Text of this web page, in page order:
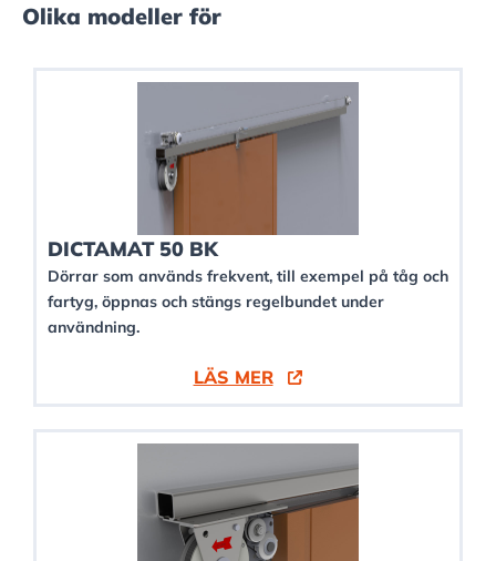
Olika modeller för
DICTAMAT 50 BK
Dörrar som används frekvent, till exempel på tåg och
fartyg, öppnas och stängs regelbundet under
användning.
LÄS MER